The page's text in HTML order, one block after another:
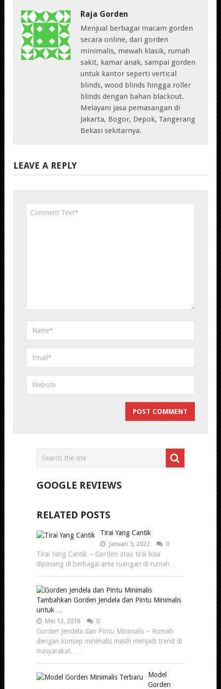
Raja Gorden
Menjual berbagai macam gorden
secara online, dari gorden
minimalis, mewah klasik, rumah
sakit, kamar anak, sampai gorden
untuk kantor seperti vertical
blinds, wood blinds hingga roller
blinds dengan bahan blackout.
Melayani jasa pemasangan di
Jakarta, Bogor, Depok, Tangerang
Bekasi sekitarnya.
LEAVE A REPLY
GOOGLE REVIEWS
RELATED POSTS
Tirai Yang Cantik
Januari 5, 2022 0
Tirai Yang Cantik – Gorden atau tirai bisa
dipasang di berbagai area ruangan di rumah …
Tambahkan Gorden Jendela dan Pintu Minimalis
untuk …
Mei 13, 2018 0
Gorden Jendela dan Pintu Minimalis – Rumah
dengan konsep minimalis masih menjadi trend di
masyarakat. …
Model
Gorden